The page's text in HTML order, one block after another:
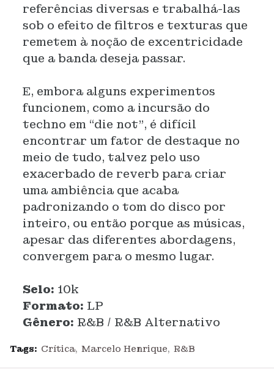
referências diversas e trabalhá-las
sob o efeito de filtros e texturas que
remetem à noção de excentricidade
que a banda deseja passar.
E, embora alguns experimentos
funcionem, como a incursão do
techno em “die not”, é difícil
encontrar um fator de destaque no
meio de tudo, talvez pelo uso
exacerbado de reverb para criar
uma ambiência que acaba
padronizando o tom do disco por
inteiro, ou então porque as músicas,
apesar das diferentes abordagens,
convergem para o mesmo lugar.
Selo: 10k
Formato: LP
Gênero: R&B / R&B Alternativo
Tags: Crítica Marcelo Henrique R&B